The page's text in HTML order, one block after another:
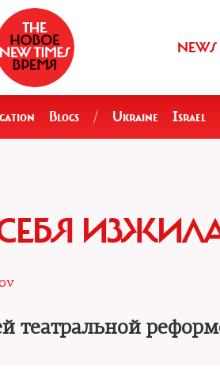
NEWS
Blogs / Ukraine Israel
театральной